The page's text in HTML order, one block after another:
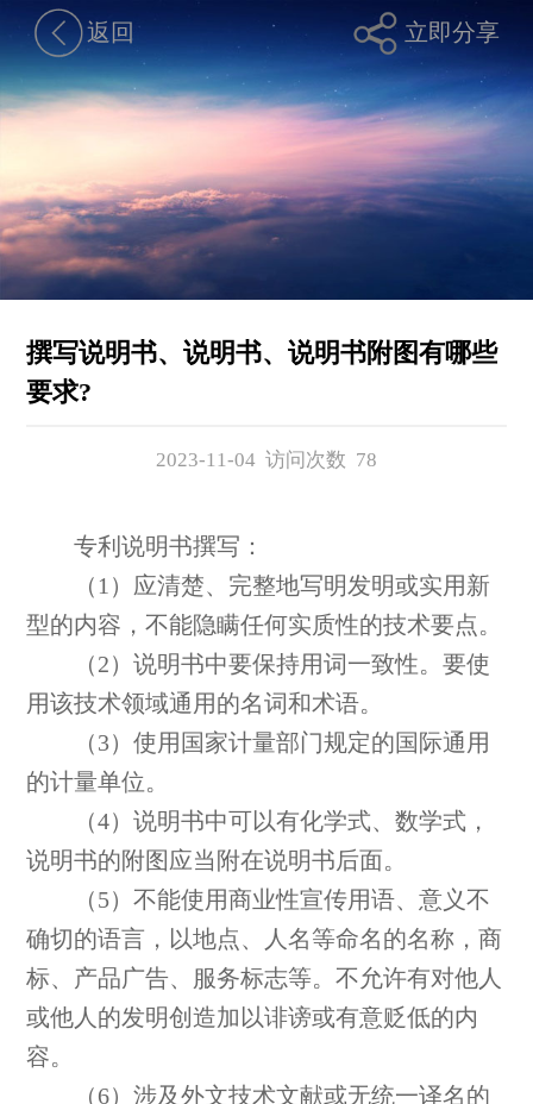
返回 立即分享
撰写说明书、说明书、说明书附图有哪些
要求?
2023-11-04 访问次数 78
专利说明书撰写：
（1）应清楚、完整地写明发明或实用新
型的内容，不能隐瞒任何实质性的技术要点。
（2）说明书中要保持用词一致性。要使
用该技术领域通用的名词和术语。
（3）使用国家计量部门规定的国际通用
的计量单位。
（4）说明书中可以有化学式、数学式，
说明书的附图应当附在说明书后面。
（5）不能使用商业性宣传用语、意义不
确切的语言，以地点、人名等命名的名称，商
标、产品广告、服务标志等。不允许有对他人
或他人的发明创造加以诽谤或有意贬低的内
容。
（6）涉及外文技术文献或无统一译名的